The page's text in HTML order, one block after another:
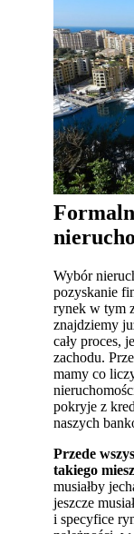
Wybór
pozyskanie
rynek w tym
znajdziemy
cały proces,
zachodu.
mamy co
pokryje z
naszych
Przede
takiego
musiałby
jeszcze
i specyfice